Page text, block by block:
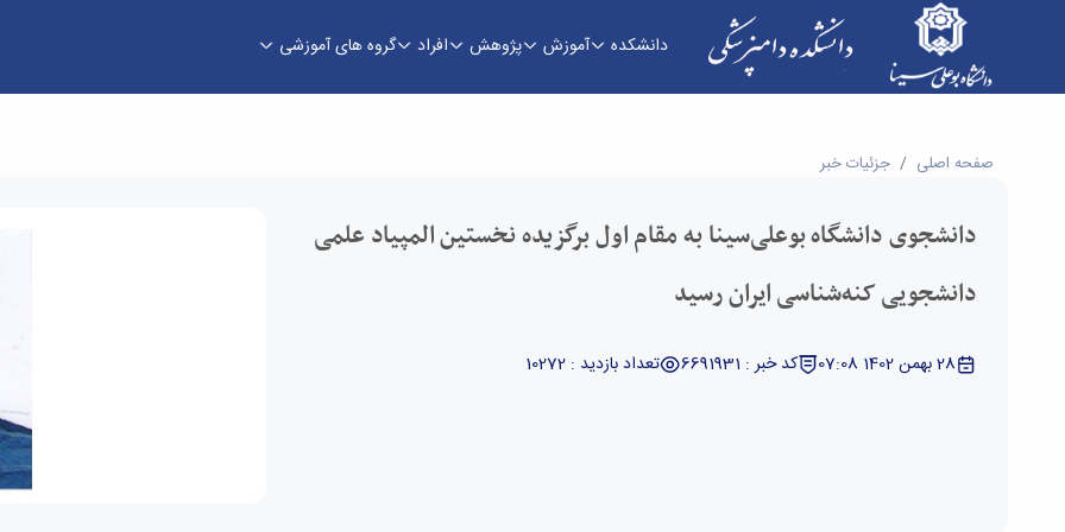
دانشکده آموزش پژوهش افراد گروه های آموزشی
دانشجوی دانشگاه بوعلی‌سینا به مقام اول برگزیده نخستین المپیاد علمی دانشجویی کنه‌شناسی ایران
صفحه اصلی جزئیات خبر
دانشجوی دانشگاه بوعلی‌سینا به مقام اول برگزیده نخستین المپیاد علمی
دانشجویی کنه‌شناسی ایران رسید
28 بهمن 1402 07:08 کد خبر : 6691931 تعداد بازدید : 10272